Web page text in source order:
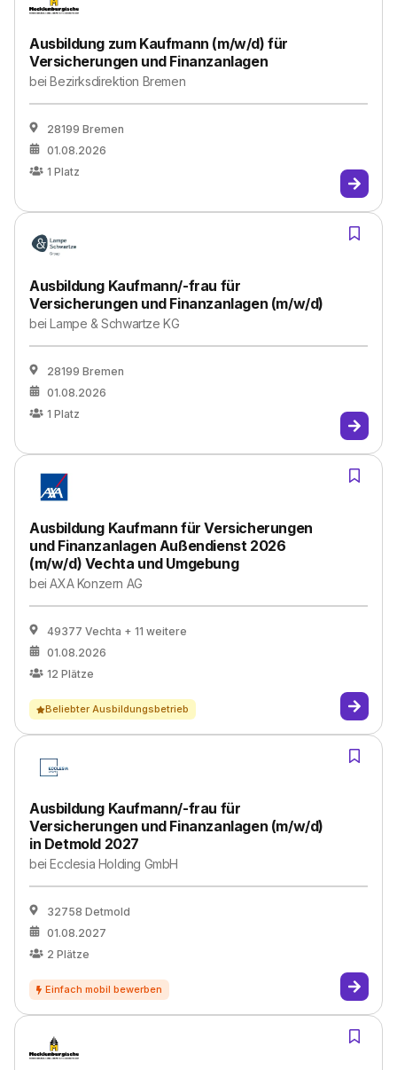
Ausbildung zum Kaufmann (m/w/d) für
Versicherungen und Finanzanlagen
beiBezirksdirektion Bremen
28199 Bremen
01.08.2026
1 Platz
Ausbildung Kaufmann/-frau für
Versicherungen und Finanzanlagen (m/w/d)
beiLampe & Schwartze KG
28199 Bremen
01.08.2026
1 Platz
Ausbildung Kaufmann für Versicherungen
und Finanzanlagen Außendienst 2026
(m/w/d) Vechta und Umgebung
beiAXA Konzern AG
49377 Vechta + 11 weitere
01.08.2026
12 Plätze
Beliebter Ausbildungsbetrieb
Ausbildung Kaufmann/-frau für
Versicherungen und Finanzanlagen (m/w/d)
in Detmold 2027
beiEcclesia Holding GmbH
32758 Detmold
01.08.2027
2 Plätze